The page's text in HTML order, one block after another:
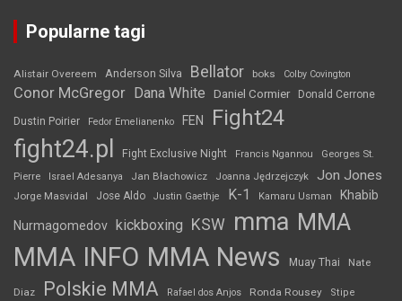
Popularne tagi
Alistair Overeem Anderson Silva Bellator boks Colby Covington
Conor McGregor Dana White Daniel Cormier Donald Cerrone
Dustin Poirier Fedor Emelianenko FEN Fight24
fight24.pl Fight Exclusive Night Francis Ngannou
Georges St.
Pierre
Israel Adesanya Jan Błachowicz Joanna Jędrzejczyk Jon Jones
Jorge Masvidal Jose Aldo Justin Gaethje K-1 Kamaru Usman Khabib
Nurmagomedov kickboxing KSW mma MMA
MMA INFO MMA News Muay Thai Nate
Diaz Polskie MMA Rafael dos Anjos Ronda Rousey Stipe